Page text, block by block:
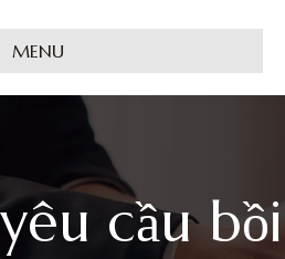
MENU
cầu bồi